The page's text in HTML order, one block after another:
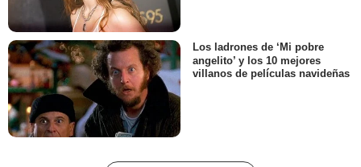
Los ladrones de ‘Mi pobre
angelito’ y los 10 mejores
villanos de películas navideñas